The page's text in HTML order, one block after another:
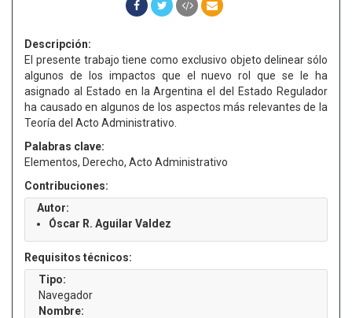
Descripción:
El presente trabajo tiene como exclusivo objeto delinear sólo
algunos de los impactos que el nuevo rol que se le ha
asignado al Estado en la Argentina el del Estado Regulador
ha causado en algunos de los aspectos más relevantes de la
Teoría del Acto Administrativo.
Palabras clave:
Elementos, Derecho, Acto Administrativo
Contribuciones:
Autor:
Óscar R. Aguilar Valdez
Requisitos técnicos:
Tipo:
Navegador
Nombre: